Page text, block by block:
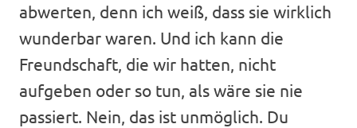
abwerten, denn ich weiß, dass sie wirklich
wunderbar waren. Und ich kann die
Freundschaft, die wir hatten, nicht
aufgeben oder so tun, als wäre sie nie
passiert. Nein, das ist unmöglich. Du